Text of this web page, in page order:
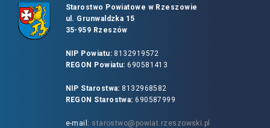
Starostwo Powiatowe w Rzeszowie
ul. Grunwaldzka 15
35-959 Rzeszów
NIP Powiatu:8132919572
REGON Powiatu: 690581413
NIP Starostwa: 8132968582
REGON Starostwa: 690587999
e-mail: starostwo@powiat.rzeszowski.pl